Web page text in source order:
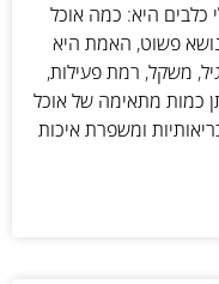
כלבים היא: כמה אוכל
פשוט, האמת היא
משקל, רמת פעילות,
כמות מתאימה של אוכל
ומשפרת איכות